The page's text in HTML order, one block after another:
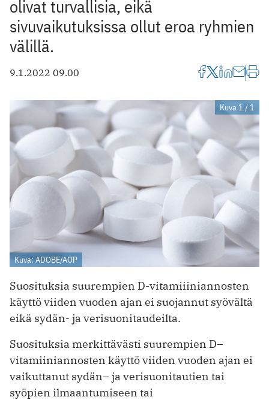
olivat turvallisia, eikä
sivuvaikutuksissa ollut eroa ryhmien
välillä.
9.1.2022 09.00
Kuva 1 / 1
Kuva: ADOBE/AOP
Suosituksia suurempien D-vitamiiiniannosten
käyttö viiden vuoden ajan ei suojannut syövältä
eikä sydän- ja verisuonitaudeilta.
Suosituksia merkittävästi suurempien D–
vitamiiniannosten käyttö viiden vuoden ajan ei
vaikuttanut sydän– ja verisuonitautien tai
syöpien ilmaantumiseen tai